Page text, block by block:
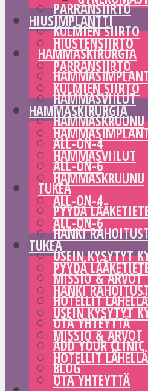
PARRANSIIRTO
KULMIEN SIIRTO
HAMMASKIRURGIA
HAMMASVIILUT
HAMMASKRUUNU
ALL-ON-4
ALL-ON-6
TUKEA
PYYDÄ
HANKI
USEIN KYSYTYT
MISSIO & ARVOT
HOTELLIT
OTA YHTEYTTÄ
ADD YOUR CLINIC
BLOG
HIUSIMPLANTTI
HIUSTENSIIRTO
PARRANSIIRTO
KULMIEN SIIRTO
HAMMASKIRURGIA
HAMMASVIILUT
HAMMASKRUUNU
ALL-ON-4
ALL-ON-6
TUKEA
PYYDÄ
HANKI
USEIN KYSYTYT
MISSIO & ARVOT
HOTELLIT
OTA YHTEYTTÄ